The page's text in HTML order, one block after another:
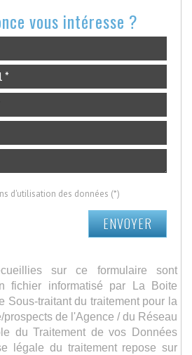
vous intéresse ?
d'utilisation des données (*)
ENVOYER
sur ce formulaire sont
fichier informatisé par La Boite
Sous-traitant du traitement pour la
de l'Agence / du Réseau
du Traitement de vos Données
légale du traitement repose sur